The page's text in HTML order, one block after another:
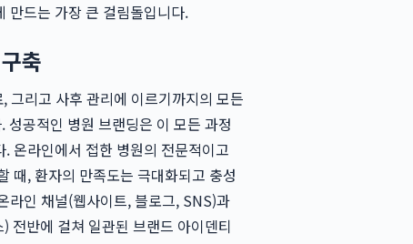
만드는 가장 큰 걸림돌입니다.
축
그리고 사후 관리에 이르기까지의 모든
공적인 병원 브랜딩은 이 모든 과정
온라인에서 접한 병원의 전문적이고
때, 환자의 만족도는 극대화되고 충성
라인 채널(웹사이트, 블로그, SNS)과
전반에 걸쳐 일관된 브랜드 아이덴티